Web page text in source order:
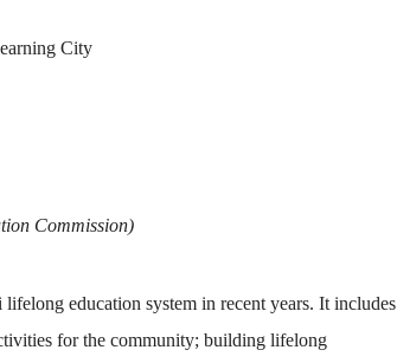
City
Commission)
lifelong education system in recent years. It includes
for the community; building lifelong